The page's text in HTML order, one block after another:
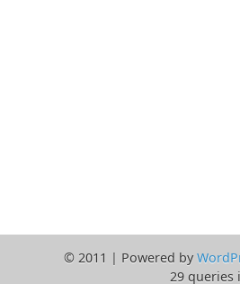
© 2011 | Powered by
29 queries